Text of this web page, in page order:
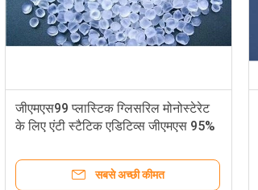
जीएमएस99 प्लास्टिक ग्लिसरिल मोनोस्टेरेट
के लिए एंटी स्टैटिक एडिटिव्स जीएमएस 95%
सबसे अच्छी कीमत